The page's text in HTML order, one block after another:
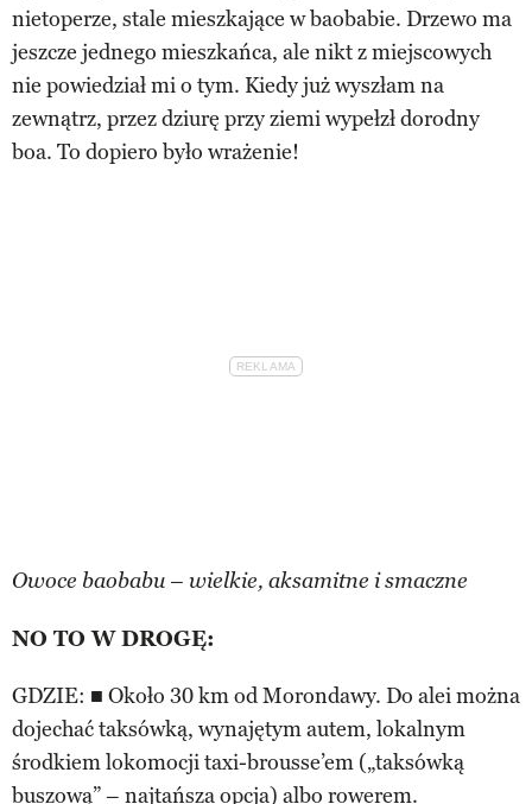
nietoperze, stale mieszkające w baobabie. Drzewo ma
jeszcze jednego mieszkańca, ale nikt z miejscowych
nie powiedział mi o tym. Kiedy już wyszłam na
zewnątrz, przez dziurę przy ziemi wypełzł dorodny
boa. To dopiero było wrażenie!
Owoce baobabu – wielkie, aksamitne i smaczne
NO TO W DROGĘ:
GDZIE: ■ Około 30 km od Morondawy. Do alei można
dojechać taksówką, wynajętym autem, lokalnym
środkiem lokomocji taxi-brousse’em („taksówką
buszową” – najtańsza opcja) albo rowerem.